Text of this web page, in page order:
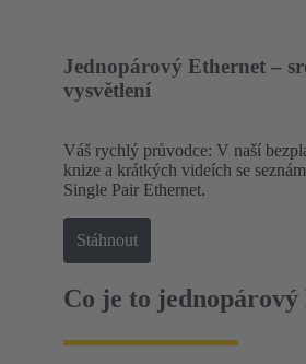
Jednopárový Ethernet –
vysvětlení
Váš rychlý průvodce: V naší
knize a krátkých videích se
Single Pair Ethernet.
Stáhnout
Co je to